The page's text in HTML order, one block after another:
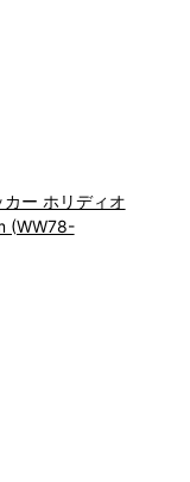
ー ホリディオ
(WW78-